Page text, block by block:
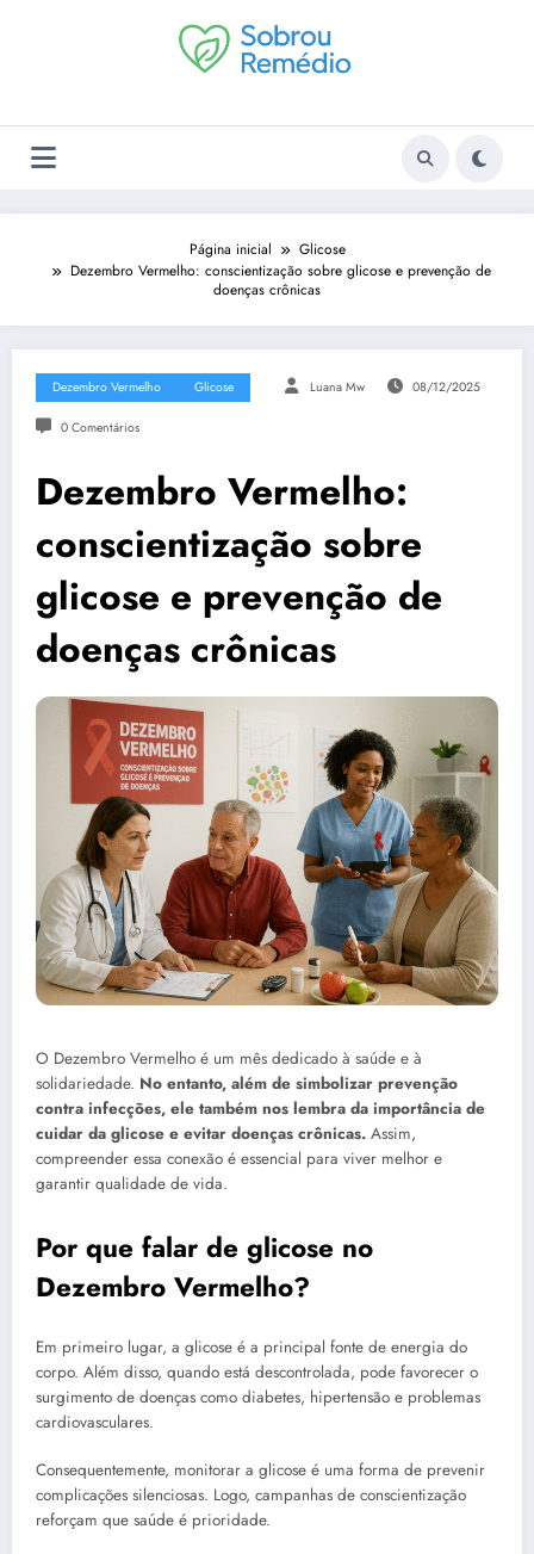
Página inicial
Glicose
Dezembro Vermelho: conscientização sobre glicose e prevenção de
doenças crônicas
Dezembro Vermelho Glicose Luana Mw 08/12/2025
0 Comentários
Dezembro Vermelho:
conscientização sobre
glicose e prevenção de
doenças crônicas
O Dezembro Vermelho é um mês dedicado à saúde e à
solidariedade. No entanto, além de simbolizar prevenção
contra infecções, ele também nos lembra da importância de
cuidar da glicose e evitar doenças crônicas. Assim,
compreender essa conexão é essencial para viver melhor e
garantir qualidade de vida.
Por que falar de glicose no
Dezembro Vermelho?
Em primeiro lugar, a glicose é a principal fonte de energia do
corpo. Além disso, quando está descontrolada, pode favorecer o
surgimento de doenças como diabetes, hipertensão e problemas
cardiovasculares.
Consequentemente, monitorar a glicose é uma forma de prevenir
complicações silenciosas. Logo, campanhas de conscientização
reforçam que saúde é prioridade.